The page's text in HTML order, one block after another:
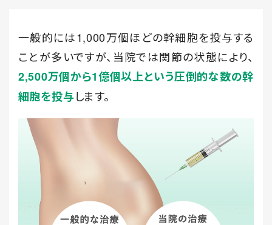
一般的には1,000万個ほどの幹細胞を投与する
ことが多いですが、当院では関節の状態により、
2,500万個から1億個以上という圧倒的な数の幹
細胞を投与します。